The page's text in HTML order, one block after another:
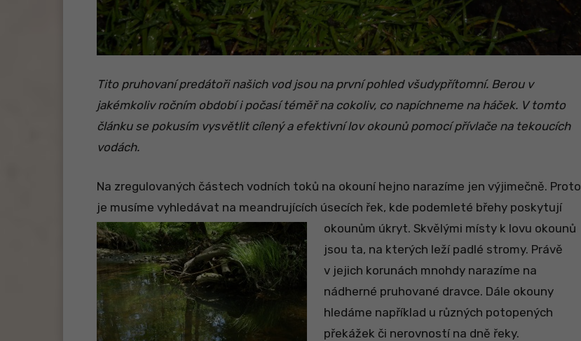
Tito pruhovaní predátoři našich vod jsou na první pohled všudypřítomní. Berou v
jakémkoliv ročním období i počasí téměř na cokoliv, co napíchneme na háček. V tomto
článku se pokusím vysvětlit cílený a efektivní lov okounů pomocí přívlače na tekoucích
vodách.
Na zregulovaných částech vodních toků na okouní hejno narazíme jen výjimečně. Proto
je musíme vyhledávat na meandrujících úsecích řek, kde podemleté břehy poskytují
okounům úkryt. Skvělými místy k lovu okounů
jsou ta, na kterých leží padlé stromy. Právě
v jejich korunách mnohdy narazíme na
nádherné pruhované dravce. Dále okouny
hledáme například u různých potopených
překážek či nerovností na dně řeky.